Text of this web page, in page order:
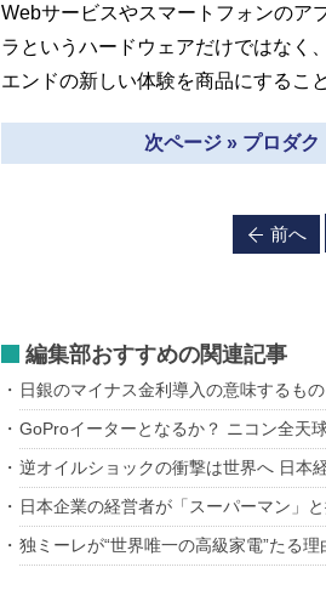
Webサービスやスマートフォンのア
ラというハードウェアだけではなく
エンドの新しい体験を商品にするこ
次ページ » プロダ
前へ
編集部おすすめの関連記事
日銀のマイナス金利導入の意味するもの
GoProイーターとなるか？ ニコン全天
逆オイルショックの衝撃は世界へ 日本
日本企業の経営者が「スーパーマン」
独ミーレが“世界唯一の高級家電”たる理